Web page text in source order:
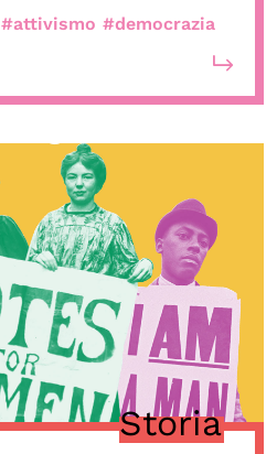
#attivismo #democrazia
Storia